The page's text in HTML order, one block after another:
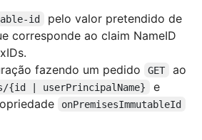
id
pelo valor pretendido de
corresponde ao claim NameID
fazendo um pedido
GET
ao
{id | userPrincipalName}
e
onPremisesImmutableId